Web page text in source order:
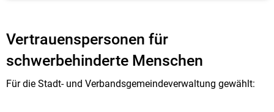
Vertrauenspersonen für
schwerbehinderte Menschen
Für die Stadt- und Verbandsgemeindeverwaltung gewählt: